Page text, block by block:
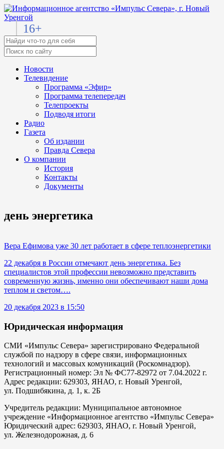
16+
Новости
Телевидение
Программа «Эфир»
Программа телепередач
Телепроекты
Подводя итоги
Радио
Газета
Об издании
Правда Севера
О компании
История
Контакты
Документы
день энергетика
Вера Ефимова уже 30 лет работает в сфере теплоэнергетики
22 декабря в России отмечают день энергетика. Без
специалистов этой профессии невозможно представить
современную жизнь, именно они обеспечивают наши дома
теплом и светом….
20 декабря 2023 в 15:50
Юридическая информация
СМИ «Импульс Севера» зарегистрировано Федеральной
службой по надзору в сфере связи, информационных
технологий и массовых комуникаций (Роскомнадзор).
Регистрационный номер: Эл № ФС77-82972 от 7.04.2022 г.
Адрес редакции: 629303, ЯНАО, г. Новый Уренгой,
ул. Подшибякина, д. 1, к. 2Б
Учредитель редакции: Муниципальное автономное
учреждение «Информационное агентство «Импульс Севера»
Юридический адрес: 629303, ЯНАО, г. Новый Уренгой,
ул. Железнодорожная, д. 6